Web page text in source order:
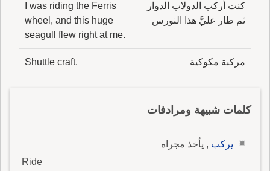
كنت أركب الدولاب الدوار
ثم طار عليَّ هذا النورس
I was riding the Ferris
wheel, and this huge
seagull flew right at me.
مركبة مكوكية Shuttle craft.
كلمات شبيهة ومرادفات
يركب , يأخذ مجراه
Ride